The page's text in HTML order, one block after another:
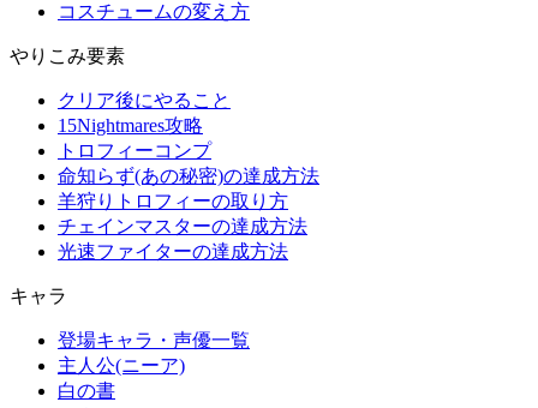
コスチュームの変え方
やりこみ要素
クリア後にやること
15Nightmares攻略
トロフィーコンプ
命知らず(あの秘密)の達成方法
羊狩りトロフィーの取り方
チェインマスターの達成方法
光速ファイターの達成方法
キャラ
登場キャラ・声優一覧
主人公(ニーア)
白の書